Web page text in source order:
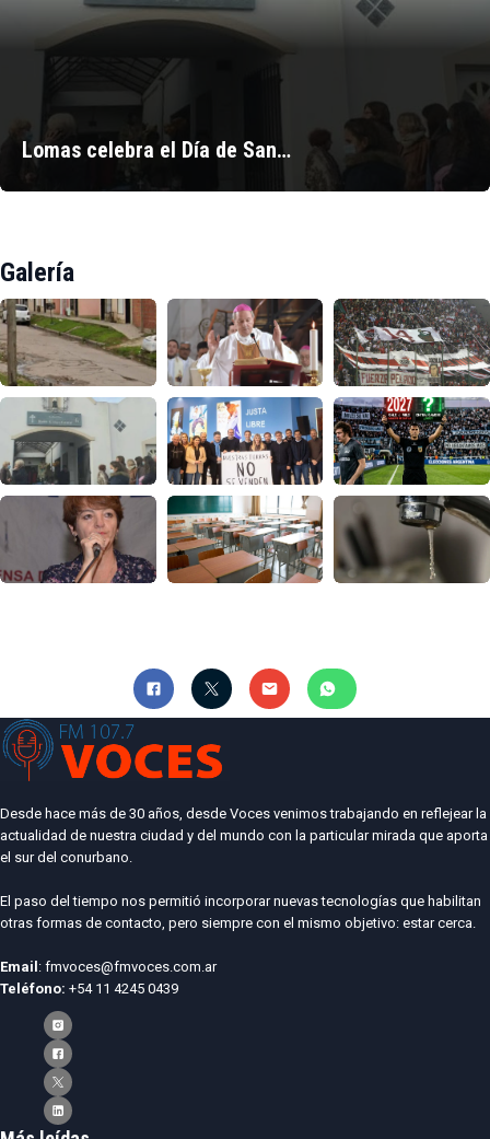
Lomas celebra el Día de San…
Galería
Desde hace más de 30 años, desde Voces venimos trabajando en reflejear la
actualidad de nuestra ciudad y del mundo con la particular mirada que aporta
el sur del conurbano.
El paso del tiempo nos permitió incorporar nuevas tecnologías que habilitan
otras formas de contacto, pero siempre con el mismo objetivo: estar cerca.
Email: fmvoces@fmvoces.com.ar
Teléfono: +54 11 4245 0439